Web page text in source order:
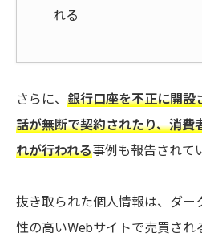
れる
さらに、 銀行口座を不正に開設
話が無断で契約されたり、消費
れが行われる事例も報告されて
抜き取られた個人情報は、ダー
性の高いWebサイトで売買され